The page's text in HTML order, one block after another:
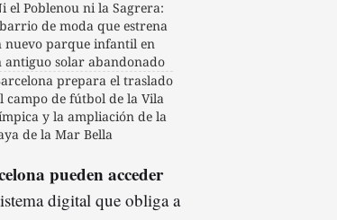
el Poblenou ni la Sagrera:
de moda que estrena
nuevo parque infantil en
antiguo solar abandonado
prepara el traslado
campo de fútbol de la Vila
y la ampliación de la
de la Mar Bella
pueden acceder
digital que obliga a